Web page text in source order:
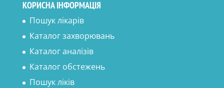
КОРИСНА ІНФОРМАЦІЯ
Пошук лікарів
Каталог захворювань
Каталог аналізів
Каталог обстежень
Пошук ліків